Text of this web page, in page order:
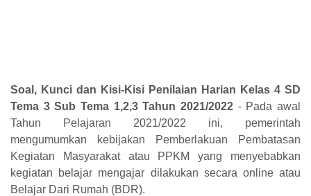
Soal, Kunci dan Kisi-Kisi Penilaian Harian Kelas 4 SD
Tema 3 Sub Tema 1,2,3 Tahun 2021/2022 - Pada awal
Tahun Pelajaran 2021/2022 ini, pemerintah
mengumumkan kebijakan Pemberlakuan Pembatasan
Kegiatan Masyarakat atau PPKM yang menyebabkan
kegiatan belajar mengajar dilakukan secara online atau
Belajar Dari Rumah (BDR).